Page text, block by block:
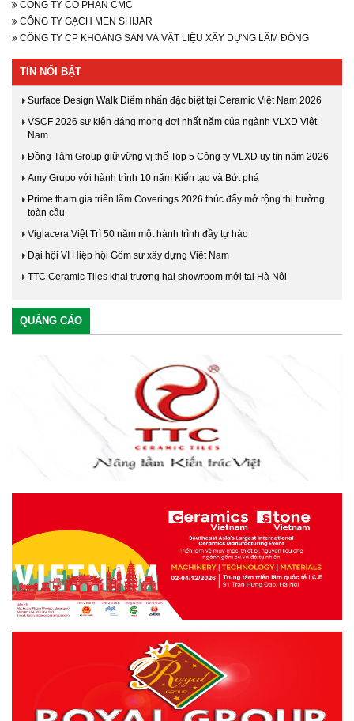
CÔNG TY CỔ PHẦN CMC
CÔNG TY GẠCH MEN SHIJAR
CÔNG TY CP KHOÁNG SẢN VÀ VẬT LIỆU XÂY DỰNG LÂM ĐỒNG
TIN NỔI BẬT
Surface Design Walk Điểm nhấn đặc biệt tại Ceramic Việt Nam 2026
VSCF 2026 sự kiện đáng mong đợi nhất năm của ngành VLXD Việt
Nam
Đồng Tâm Group giữ vững vị thế Top 5 Công ty VLXD uy tín năm 2026
Amy Grupo với hành trình 10 năm Kiến tạo và Bứt phá
Prime tham gia triển lãm Coverings 2026 thúc đẩy mở rộng thị trường
toàn cầu
Viglacera Việt Trì 50 năm một hành trình đầy tự hào
Đại hội VI Hiệp hội Gốm sứ xây dựng Việt Nam
TTC Ceramic Tiles khai trương hai showroom mới tại Hà Nội
QUẢNG CÁO